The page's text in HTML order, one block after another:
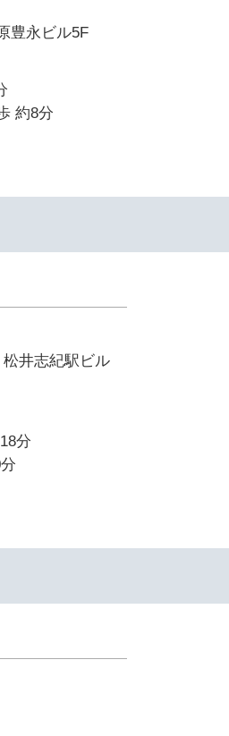
豊永ビル5F
約8分
井志紀駅ビル
分